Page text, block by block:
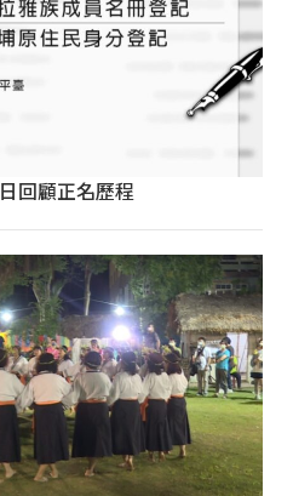
回顧正名歷程